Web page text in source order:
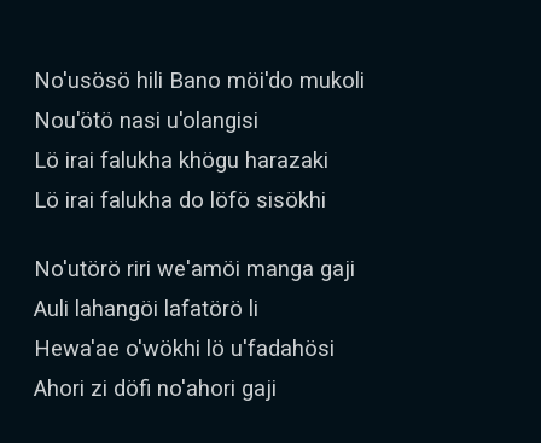
No'usösö hili Bano möi'do mukoli
Nou'ötö nasi u'olangisi
Lö irai falukha khögu harazaki
Lö irai falukha do löfö sisökhi
No'utörö riri we'amöi manga gaji
Auli lahangöi lafatörö li
Hewa'ae o'wökhi lö u'fadahösi
Ahori zi döfi no'ahori gaji